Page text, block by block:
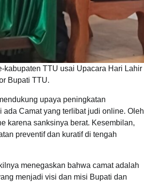
kabupaten TTU usai Upacara Hari Lahir
Bupati TTU.
upaya peningkatan
Camat yang terlibat judi online. Oleh
karena sanksinya berat. Kesembilan,
preventif dan kuratif di tengah
menegaskan bahwa camat adalah
menjadi visi dan misi Bupati dan